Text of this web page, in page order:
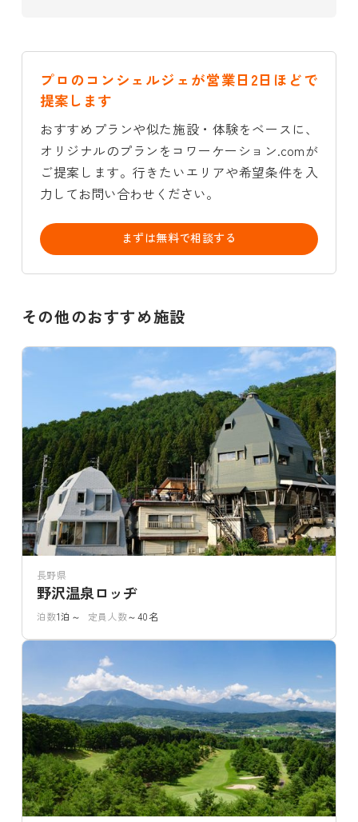
プロのコンシェルジェが営業日2日ほどで
提案します
おすすめプランや似た施設・体験をベースに、
オリジナルのプランをコワーケーション.comが
ご提案します。行きたいエリアや希望条件を入
力してお問い合わせください。
まずは無料で相談する
その他のおすすめ施設
長野県
野沢温泉ロッヂ
泊数1泊～ 定員人数～40名